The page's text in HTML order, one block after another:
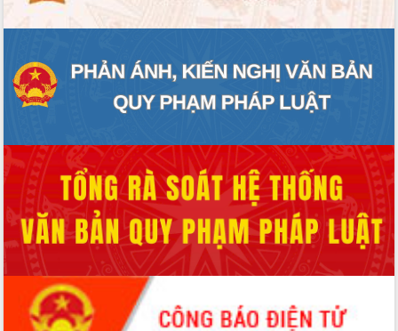
Bàn giải pháp tháo gỡ khó khăn trong
xuất khẩu sầu riêng và triển khai quy
Thứ trưởng Bộ Nông nghiệp và Môi
trường Nguyễn Hoàng Hiệp khảo sát
vùng trồng và doanh nghiệp đóng gói
Trình diễn nghệ thuật chế biến các
món ăn từ sầu riêng
Đắk Lắk công bố Quy hoạch và xúc
tiến đầu tư tỉnh
Ngành cá ngừ Đắk Lắk chủ động thích
ứng để giữ vững thị trường xuất khẩu
Diễn đàn Kinh tế tư nhân Việt Nam đột
phá cơ chế - Hợp tác công tư
Đề án 06 tạo bước ngoặt đột phá trong
cải cách hành chính tỉnh Đắk Lắk